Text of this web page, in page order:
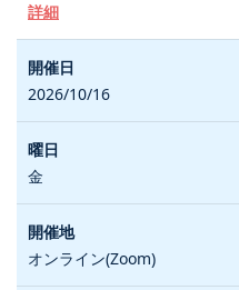
詳細
2026/10/16
金
オンライン(Zoom)